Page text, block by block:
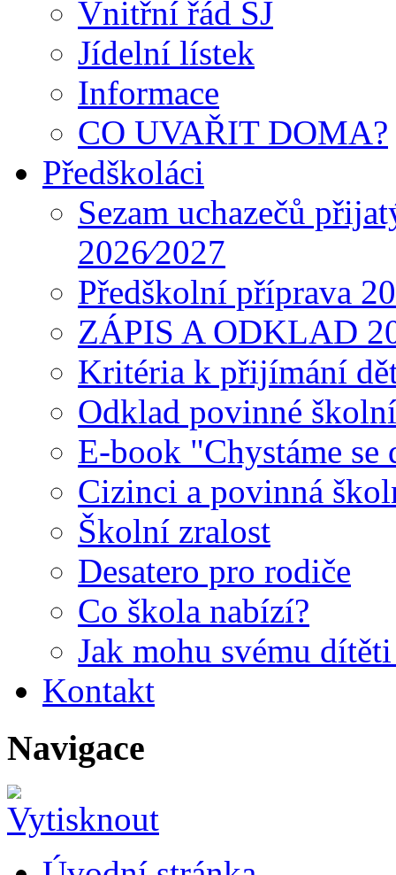
Vnitřní řád ŠJ
Jídelní lístek
Informace
CO UVAŘIT DOMA?
Předškoláci
Sezam uchazečů
2026⁄2027
Předškolní příprava
ZÁPIS A ODKLAD
Kritéria k přijímání
Odklad povinné
E-book "Chystáme
Cizinci a povinná
Školní zralost
Desatero pro rodiče
Co škola nabízí?
Jak mohu svému
Kontakt
Navigace